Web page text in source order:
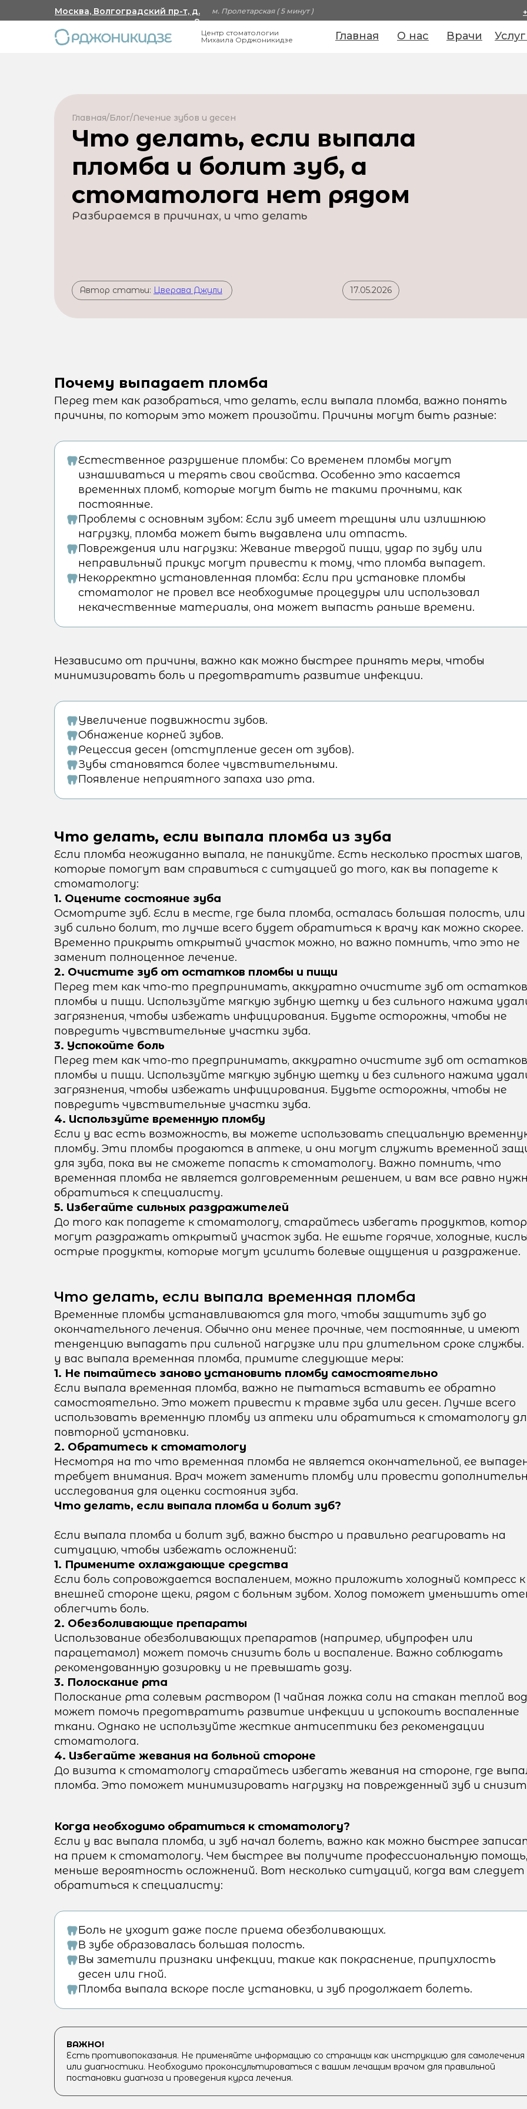
Главная Врачи
О нас
м. Пролетарская ( 5 минут )
Москва, Волгоградский пр-т, д.
8
Центр стоматологии
Михаила Орджоникидзе
Главная/Блог/Лечение зубов и десен
Что делать, если выпала
пломба и болит зуб, а
стоматолога нет рядом
Разбираемся в причинах, и что делать
Автор статьи: Цверава Джули 17.05.2026
Почему выпадает пломба
Перед тем как разобраться, что делать, если выпала пломба, важно понять
причины, по которым это может произойти. Причины могут быть разные:
Естественное разрушение пломбы: Со временем пломбы могут
изнашиваться и терять свои свойства. Особенно это касается
временных пломб, которые могут быть не такими прочными, как
постоянные.
Проблемы с основным зубом: Если зуб имеет трещины или излишнюю
нагрузку, пломба может быть выдавлена или отпасть.
Повреждения или нагрузки: Жевание твердой пищи, удар по зубу или
неправильный прикус могут привести к тому, что пломба выпадет.
Некорректно установленная пломба: Если при установке пломбы
стоматолог не провел все необходимые процедуры или использовал
некачественные материалы, она может выпасть раньше времени.
Независимо от причины, важно как можно быстрее принять меры, чтобы
минимизировать боль и предотвратить развитие инфекции.
Увеличение подвижности зубов.
Обнажение корней зубов.
Рецессия десен (отступление десен от зубов).
Зубы становятся более чувствительными.
Появление неприятного запаха изо рта.
Что делать, если выпала пломба из зуба
Если пломба неожиданно выпала, не паникуйте. Есть несколько простых шагов,
которые помогут вам справиться с ситуацией до того, как вы попадете к
стоматологу:
1. Оцените состояние зуба
Осмотрите зуб. Если в месте, где была пломба, осталась большая полость, или
зуб сильно болит, то лучше всего будет обратиться к врачу как можно скорее.
Временно прикрыть открытый участок можно, но важно помнить, что это не
заменит полноценное лечение.
2. Очистите зуб от остатков пломбы и пищи
Перед тем как что-то предпринимать, аккуратно очистите зуб от остатков
пломбы и пищи. Используйте мягкую зубную щетку и без сильного нажима
загрязнения, чтобы избежать инфицирования. Будьте осторожны, чтобы не
повредить чувствительные участки зуба.
3. Успокойте боль
Перед тем как что-то предпринимать, аккуратно очистите зуб от остатков
пломбы и пищи. Используйте мягкую зубную щетку и без сильного нажима
загрязнения, чтобы избежать инфицирования. Будьте осторожны, чтобы не
повредить чувствительные участки зуба.
4. Используйте временную пломбу
Если у вас есть возможность, вы можете использовать специальную
пломбу. Эти пломбы продаются в аптеке, и они могут служить временной
для зуба, пока вы не сможете попасть к стоматологу. Важно помнить, что
временная пломба не является долговременным решением, и вам все равно
обратиться к специалисту.
5. Избегайте сильных раздражителей
До того как попадете к стоматологу, старайтесь избегать продуктов,
могут раздражать открытый участок зуба. Не ешьте горячие, холодные,
острые продукты, которые могут усилить болевые ощущения и раздражение.
Что делать, если выпала временная пломба
Временные пломбы устанавливаются для того, чтобы защитить зуб до
окончательного лечения. Обычно они менее прочные, чем постоянные, и имеют
тенденцию выпадать при сильной нагрузке или при длительном сроке службы.
у вас выпала временная пломба, примите следующие меры:
1. Не пытайтесь заново установить пломбу самостоятельно
Если выпала временная пломба, важно не пытаться вставить ее обратно
самостоятельно. Это может привести к травме зуба или десен. Лучше всего
использовать временную пломбу из аптеки или обратиться к стоматологу
повторной установки.
2. Обратитесь к стоматологу
Несмотря на то что временная пломба не является окончательной, ее
требует внимания. Врач может заменить пломбу или провести
исследования для оценки состояния зуба.
Что делать, если выпала пломба и болит зуб?
Если выпала пломба и болит зуб, важно быстро и правильно реагировать на
ситуацию, чтобы избежать осложнений:
1. Примените охлаждающие средства
Если боль сопровождается воспалением, можно приложить холодный компресс к
внешней стороне щеки, рядом с больным зубом. Холод поможет уменьшить
облегчить боль.
2. Обезболивающие препараты
Использование обезболивающих препаратов (например, ибупрофен или
парацетамол) может помочь снизить боль и воспаление. Важно соблюдать
рекомендованную дозировку и не превышать дозу.
3. Полоскание рта
Полоскание рта солевым раствором (1 чайная ложка соли на стакан теплой
может помочь предотвратить развитие инфекции и успокоить воспаленные
ткани. Однако не используйте жесткие антисептики без рекомендации
стоматолога.
4. Избегайте жевания на больной стороне
До визита к стоматологу старайтесь избегать жевания на стороне, где
пломба. Это поможет минимизировать нагрузку на поврежденный зуб и снизит
Когда необходимо обратиться к стоматологу?
Если у вас выпала пломба, и зуб начал болеть, важно как можно быстрее
на прием к стоматологу. Чем быстрее вы получите профессиональную
меньше вероятность осложнений. Вот несколько ситуаций, когда вам следует
обратиться к специалисту:
Боль не уходит даже после приема обезболивающих.
В зубе образовалась большая полость.
Вы заметили признаки инфекции, такие как покраснение, припухлость
десен или гной.
Пломба выпала вскоре после установки, и зуб продолжает болеть.
ВАЖНО!
Есть противопоказания. Не применяйте информацию со страницы как инструкцию для самолечения
или диагностики. Необходимо проконсультироваться с вашим лечащим врачом для правильной
постановки диагноза и проведения курса лечения.